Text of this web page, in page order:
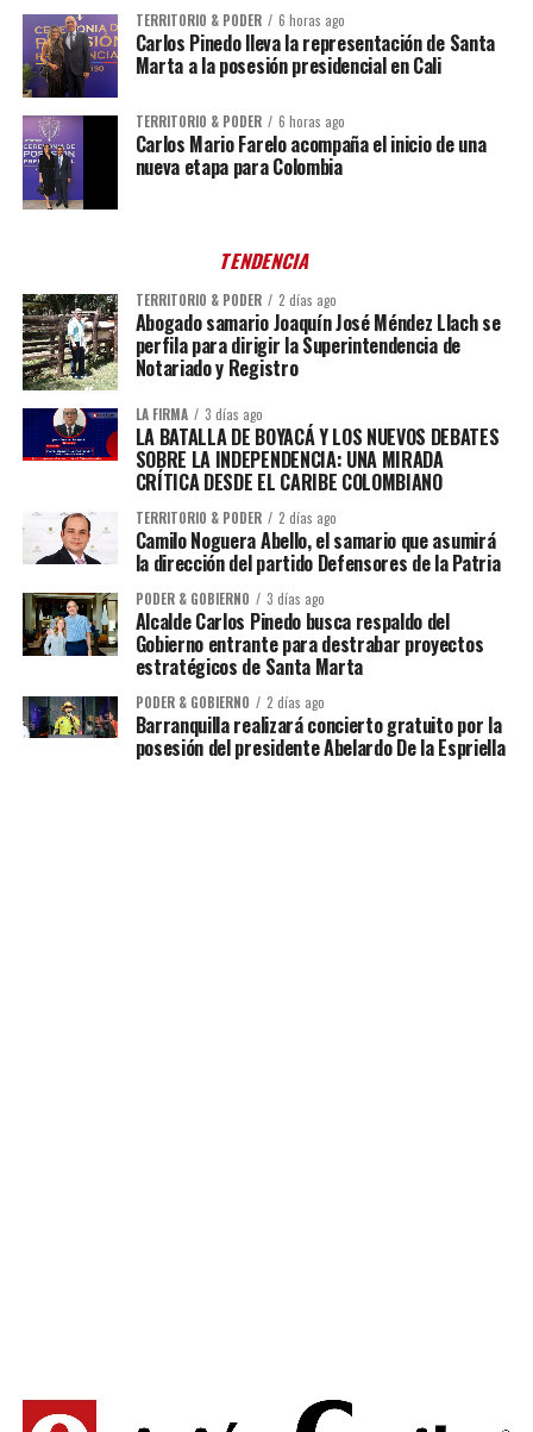
TERRITORIO & PODER 6 horas ago
Carlos Pinedo lleva la representación de Santa
Marta a la posesión presidencial en Cali
TERRITORIO & PODER 6 horas ago
Carlos Mario Farelo acompaña el inicio de una
nueva etapa para Colombia
TENDENCIA
TERRITORIO & PODER 2 días ago
Abogado samario Joaquín José Méndez Llach se
perfila para dirigir la Superintendencia de
Notariado y Registro
LA FIRMA 3 días ago
LA BATALLA DE BOYACÁ Y LOS NUEVOS DEBATES
SOBRE LA INDEPENDENCIA: UNA MIRADA
CRÍTICA DESDE EL CARIBE COLOMBIANO
TERRITORIO & PODER 2 días ago
Camilo Noguera Abello, el samario que asumirá
la dirección del partido Defensores de la Patria
PODER & GOBIERNO 3 días ago
Alcalde Carlos Pinedo busca respaldo del
Gobierno entrante para destrabar proyectos
estratégicos de Santa Marta
PODER & GOBIERNO 2 días ago
Barranquilla realizará concierto gratuito por la
posesión del presidente Abelardo De la Espriella